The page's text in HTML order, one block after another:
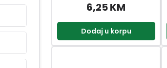
6,25 KM
Dodaj u korpu